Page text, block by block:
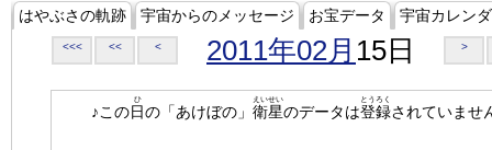
はやぶさの軌跡 宇宙からのメッセージ お宝データ 宇宙カレン
<<< << < 2011年02月 15日 >
♪この日
ひ
の「あけぼの」 衛星
えいせい
のデータは登録
とうろく
されていませ